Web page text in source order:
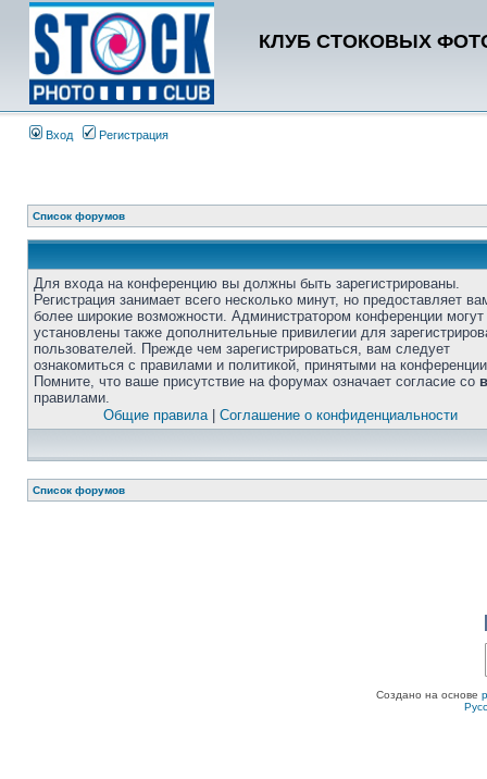
КЛУБ СТОКОВЫХ
Вход Регистрация
Список форумов
Для входа на конференцию вы должны быть зарегистрированы.
Регистрация занимает всего несколько минут, но предоставляет
более широкие возможности. Администратором конференции
установлены также дополнительные привилегии для
пользователей. Прежде чем зарегистрироваться, вам следует
ознакомиться с правилами и политикой, принятыми на
Помните, что ваше присутствие на форумах означает согласие со
правилами.
Общие правила| Соглашение о конфиденциальности
Список форумов
Создано на основе